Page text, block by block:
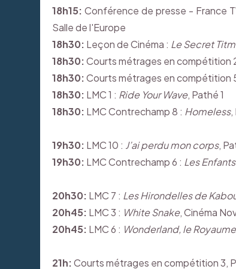
18h15: Conférence de presse - France
Salle de l'Europe
18h30: Leçon de Cinéma : Le Secret
18h30:Courts métrages en compétition
18h30:Courts métrages en compétition
18h30: LMC 1 : Ride Your Wave, Pathé 1
18h30: LMC Contrechamp 8 : Homeless,
19h30: LMC 10 : J’ai perdu mon corps,
19h30: LMC Contrechamp 6 : Les
20h30: LMC 7 : Les Hirondelles de
20h45: LMC 3 : White Snake, Cinéma
20h45: LMC 6 : Wonderland, le
21h:Courts métrages en compétition 3,